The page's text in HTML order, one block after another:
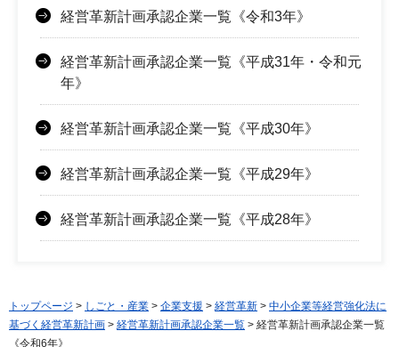
経営革新計画承認企業一覧《令和3年》
経営革新計画承認企業一覧《平成31年・令和元
年》
経営革新計画承認企業一覧《平成30年》
経営革新計画承認企業一覧《平成29年》
経営革新計画承認企業一覧《平成28年》
トップページ > しごと・産業 > 企業支援 > 経営革新 > 中小企業等経営強化法に
基づく経営革新計画 > 経営革新計画承認企業一覧 > 経営革新計画承認企業一覧
《令和6年》